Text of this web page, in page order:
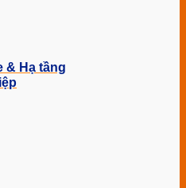
& Hạ tầng